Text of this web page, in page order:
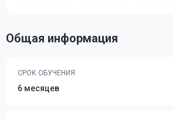
Общая информация
СРОК ОБУЧЕНИЯ
6 месяцев